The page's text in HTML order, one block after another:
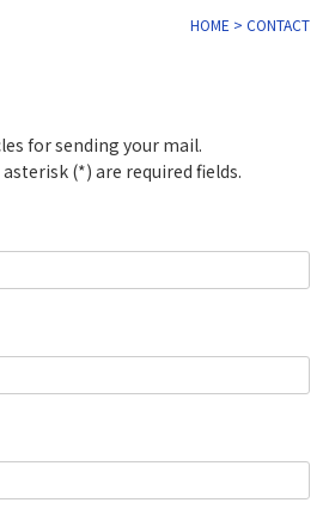
HOME > CONTACT
for sending your mail.
(*) are required fields.